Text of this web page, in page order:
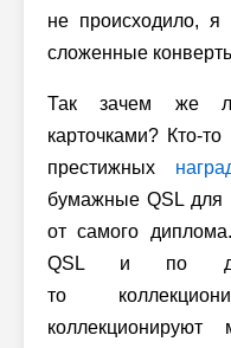
не происходило, я
сложенные
Так зачем же
карточками? Кто-
престижных
бумажные QSL для
от самого
QSL и по
то